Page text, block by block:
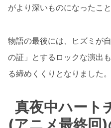
がより深いものになったこ
物語の最後には、ヒズミが
の証」とするロックな演出
る締めくくりとなりました。
真夜中ハート
(アニメ最終回